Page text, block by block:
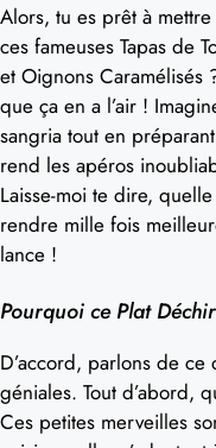
Alors, tu es prêt à
ces fameuses Tapas de
et Oignons Caramélisés
que ça en a l’air !
sangria tout en
rend les apéros
Laisse-moi te dire,
rendre mille fois
lance !
Pourquoi ce Plat
D’accord, parlons de ce
géniales. Tout d’abord,
Ces petites merveilles